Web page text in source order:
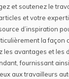
et soutenez le
et votre
d’inspiration
la façon
les avantages et les
fournissant
aux travailleurs